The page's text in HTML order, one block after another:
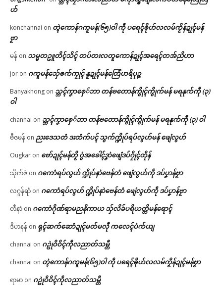
ဟ်
konchannai on တ္ၚဲကောန်ဂကူမန်(၆၅)ဝါ ကဵု ပရေၚ်ၜိုဟ်လလမ်ကၟိန်ဍုၚ်မန်
ဗၟာ
မန် on သမ္မတဥူတိၚ်သိၚ် တပ်တးလတူကောန်ဍုၚ်အရေၚ်တအ်ညိဟာ
jor on ဂကူမန်​သှ်ေၜက်ကၠုၚ် နူဍုၚ်မန်တြေံဟရိပုဉ္ဇ
Banyakhong on သ္ဘၚ်ကၞာစှေ်ဘာ တန်ဗတောန်ကွိုၚ်ကွိုက်မန် မရနုက်ကဵု (၃)
ဝါ
channai on သ္ဘၚ်ကၞာစှေ်ဘာ တန်ဗတောန်ကွိုၚ်ကွိုက်မန် မရနုက်ကဵု (၃) ဝါ
ဗီဇမန် on ညးဒေသတံ ဒးထံက်ပၚ် သွက်က္ဍိုပ်ရပ်လွဟ်မန် ဖျေံလွဟ်
Ougkar on ဗော်ဍုၚ်မန်တၟိ ဂွံအခေါၚ်ဒၞာဲဖျေံဒပ်ဂၠိုၚ်တိုန်
သိုက်ဇံ on ဂကောံရပ်လွဟ် က္ဍိုပ်နာဲဗေန်တံ ဖျေံလွဟ်ကဵု ဒပ်ပၞာန်ဗၟာ
လဂ္ဂန်ရာံ on ဂကောံရပ်လွဟ် က္ဍိုပ်နာဲဗေန်တံ ဖျေံလွဟ်ကဵု ဒပ်ပၞာန်ဗၟာ
တီနာဲ on ဂကောံဂိုဏ်ရာမညနိကာယ သှ်လိခ်ပရိယတ္တိမန်ရောၚ်
ဒိဟနန် on ရုၚ်ဆက်ဆောံဍုၚ်မတ်မလီု ကလေၚ်ပံက်ယျ
channai on ဂဥုဲဝိဝိၚ်ကဵုလညာတ်သမ္တီ
channai on တ္ၚဲကောန်ဂကူမန်(၆၅)ဝါ ကဵု ပရေၚ်ၜိုဟ်လလမ်ကၟိန်ဍုၚ်မန်ဗၟာ
ရာမာ on ဂဥုဲဝိဝိၚ်ကဵုလညာတ်သမ္တီ